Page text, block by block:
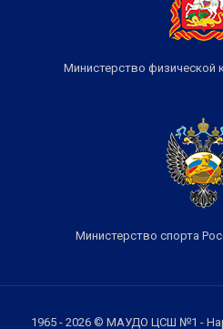
Министерство физической
Министерство спорта
1965 - 2026 © МАУДО ЦСШ №1 -